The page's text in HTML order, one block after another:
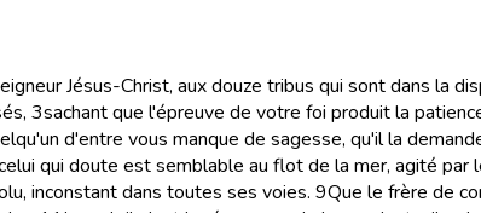
Jésus-Christ, aux douze tribus qui sont dans la
3sachant que l'épreuve de votre foi produit la
d'entre vous manque de sagesse, qu'il la
qui doute est semblable au flot de la mer, agité
inconstant dans toutes ses voies. 9Que le frère de